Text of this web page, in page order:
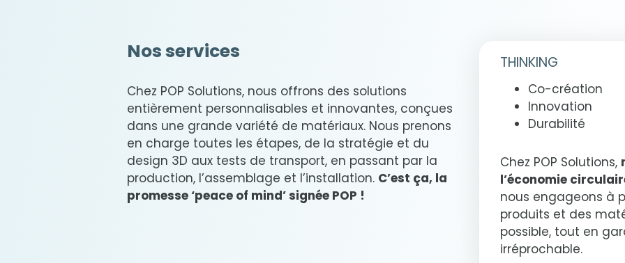
Nos services
Chez POP Solutions, nous offrons des solutions
entièrement personnalisables et innovantes, conçues
dans une grande variété de matériaux. Nous prenons
en charge toutes les étapes, de la stratégie et du
design 3D aux tests de transport, en passant par la
production, l’assemblage et l’installation. C’est ça, la
promesse ‘peace of mind’ signée POP !
THINKING
Co-création
Innovation
Durabilité
Chez POP Solutions,
l’économie
nous engageons à
produits et des
possible, tout en
irréprochable.